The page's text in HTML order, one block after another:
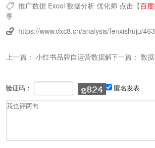
 推广数据 Excel 数据分析 优化师点击【百
享
 https://www.dxc8.cn/analysis/fenxishuju/
上一篇： 小红书品牌自运营数据解读：店播营
下一篇： 数
验证码： 匿名发表